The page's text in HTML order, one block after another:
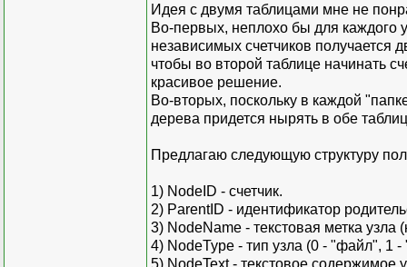
Идея с двумя таблицами мне не
Во-первых, неплохо бы для каждого
независимых счетчиков получается
чтобы во второй таблице начинать
красивое решение.
Во-вторых, поскольку в каждой
дерева придется нырять в обе
Предлагаю следующую структуру
1) NodeID - счетчик.
2) ParentID - идентификатор
3) NodeName - текстовая метка узла
4) NodeType - тип узла (0 - "файл", 1 -
5) NodeText - текстовое содержимое